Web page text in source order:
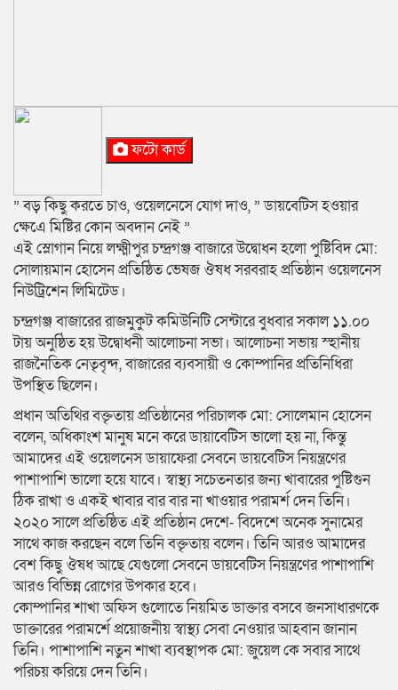
ফটো কার্ড
” বড় কিছু করতে চাও, ওয়েলনেসে যোগ দাও, ” ডায়বেটিস হওয়ার
ক্ষেএে মিষ্টির কোন অবদান নেই ”
এই স্লোগান নিয়ে লক্ষ্মীপুর চন্দ্রগঞ্জ বাজারে উদ্বোধন হলো পুষ্টিবিদ মো:
সোলায়মান হোসেন প্রতিষ্ঠিত ভেষজ ঔষধ সরবরাহ প্রতিষ্ঠান ওয়েলনেস
নিউট্রিশেন লিমিটেড।
চন্দ্রগঞ্জ বাজারের রাজমুকুট কমিউনিটি সেন্টারে বুধবার সকাল ১১.০০
টায় অনুষ্ঠিত হয় উদ্বোধনী আলোচনা সভা। আলোচনা সভায় স্হানীয়
রাজনৈতিক নেতৃবৃন্দ, বাজারের ব্যবসায়ী ও কোম্পানির প্রতিনিধিরা
উপস্থিত ছিলেন।
প্রধান অতিথির বক্তৃতায় প্রতিষ্ঠানের পরিচালক মো: সোলেমান হোসেন
বলেন, অধিকাংশ মানুষ মনে করে ডায়াবেটিস ভালো হয় না, কিন্তু
আমাদের এই ওয়েলনেস ডায়াফেরা সেবনে ডায়বেটিস নিয়ন্ত্রণের
পাশাপাশি ভালো হয়ে যাবে। স্বাস্থ্য সচেতনতার জন্য খাবারের পুষ্টিগুন
ঠিক রাখা ও একই খাবার বার বার না খাওয়ার পরামর্শ দেন তিনি।
২০২০ সালে প্রতিষ্ঠিত এই প্রতিষ্ঠান দেশে- বিদেশে অনেক সুনামের
সাথে কাজ করছেন বলে তিনি বক্তৃতায় বলেন। তিনি আরও আমাদের
বেশ কিছু ঔষধ আছে যেগুলো সেবনে ডায়বেটিস নিয়ন্ত্রণের পাশাপাশি
আরও বিভিন্ন রোগের উপকার হবে।
কোম্পানির শাখা অফিস গুলোতে নিয়মিত ডাক্তার বসবে জনসাধারণকে
ডাক্তারের পরামর্শে প্রয়োজনীয় স্বাস্থ্য সেবা নেওয়ার আহবান জানান
তিনি। পাশাপাশি নতুন শাখা ব্যবস্থাপক মো: জুয়েল কে সবার সাথে
পরিচয় করিয়ে দেন তিনি।